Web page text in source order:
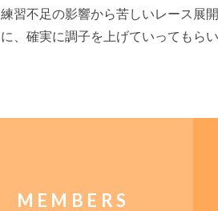
練習不足の影響から苦しいレース展
に、確実に調子を上げていってもらい
MEMBERS